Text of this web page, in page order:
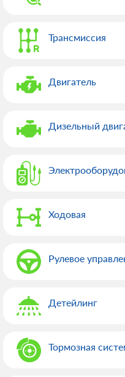
комплектаций.
действует программа
получают скидки. С
персонал, специалисты
последующим
дополнительные услуги,
Трансмиссия
Двигатель
Дизельный
Ходовая
Рулевое
Детейлинг
Тормозная